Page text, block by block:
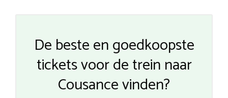
De beste en goedkoopste
tickets voor de trein naar
Cousance vinden?